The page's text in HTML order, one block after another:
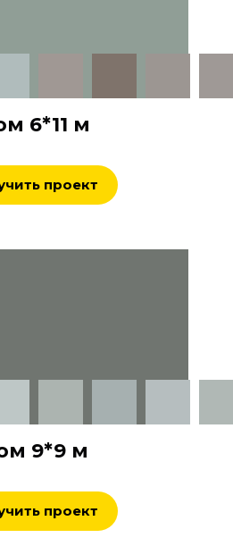
6*11 м
проект
9*9 м
проект